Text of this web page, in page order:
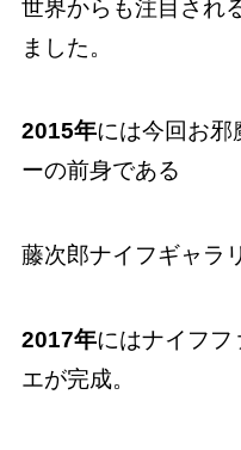
世界からも注目され
ました。
2015年には今回お邪
ーの前身である
藤次郎ナイフギャラ
2017年にはナイフフ
エが完成。